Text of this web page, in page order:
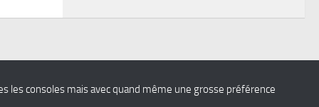
les consoles mais avec quand même une grosse préférence